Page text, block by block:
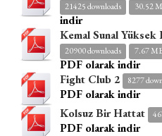
21425 downloads 30.52
indir
Kemal Sunal Yüksek
20900 downloads 7.67
PDF olarak indir
Fight Club 2
8277
PDF olarak indir
Kolsuz Bir Hattat
PDF olarak indir